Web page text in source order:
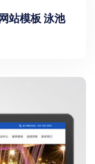
站模板 泳池